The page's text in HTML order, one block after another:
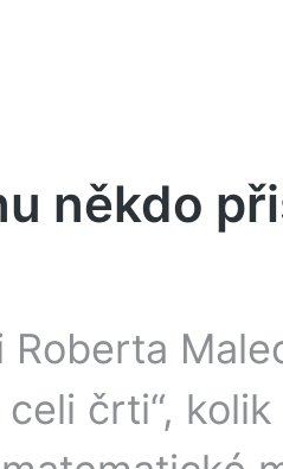
někdo
Roberta
celi črti“,